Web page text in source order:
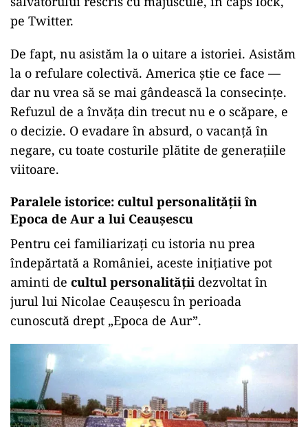
pe Twitter.
De fapt, nu asistăm la o uitare a istoriei. Asistăm
la o refulare colectivă. America știe ce face —
dar nu vrea să se mai gândească la consecințe.
Refuzul de a învăța din trecut nu e o scăpare, e
o decizie. O evadare în absurd, o vacanță în
negare, cu toate costurile plătite de generațiile
viitoare.
Paralele istorice: cultul personalității în
Epoca de Aur a lui Ceaușescu
Pentru cei familiarizați cu istoria nu prea
îndepărtată a României, aceste inițiative pot
aminti de cultul personalității dezvoltat în
jurul lui Nicolae Ceaușescu în perioada
cunoscută drept „Epoca de Aur”.